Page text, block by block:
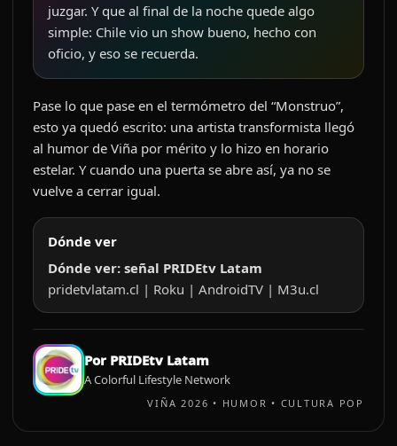
juzgar. Y que al final de la noche quede algo
simple: Chile vio un show bueno, hecho con
oficio, y eso se recuerda.
Pase lo que pase en el termómetro del “Monstruo”,
esto ya quedó escrito: una artista transformista llegó
al humor de Viña por mérito y lo hizo en horario
estelar. Y cuando una puerta se abre así, ya no se
vuelve a cerrar igual.
Dónde ver
Dónde ver: señal PRIDEtv Latam
pridetvlatam​.cl | Roku | AndroidTV | M3u​.cl
Por PRIDEtv Latam
A Colorful Lifestyle Network
VIÑA 2026 • HUMOR • CULTURA POP